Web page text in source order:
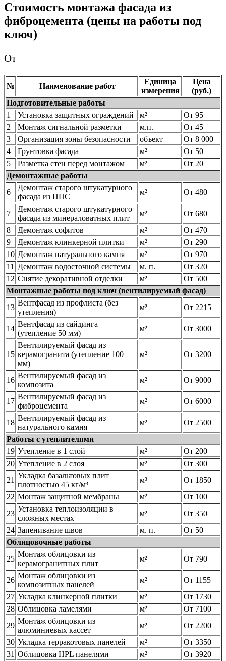
Cтоимость монтажа фасада из
фиброцемента (цены на работы под
ключ)
От
№ Наименование работ
Единица
измерения
Цена
(руб.)
Подготовительные работы
1
Установка защитных ограждений м²
От 95
2
Монтаж сигнальной разметки м.п.
От 45
3
Организация зоны безопасности объект
От 8 000
4
Грунтовка фасада м²
От 50
5
Разметка стен перед монтажом м²
От 20
Демонтажные работы
6
Демонтаж старого штукатурного
фасада из ППС
м² От 480
7
Демонтаж старого штукатурного
фасада из минераловатных плит
м²
От 680
8
Демонтаж софитов м²
От 470
9
Демонтаж клинкерной плитки м²
От 290
10 Демонтаж натурального камня м²
От 970
11
Демонтаж водосточной системы м. п.
От 320
12 Снятие декоративной отделки м²
От 500
Монтажные работы под ключ (вентилируемый фасад)
13
Вентфасад из профлиста (без
утепления)
м² От 2215
14
Вентфасад из сайдинга
(утепление 50 мм)
м² От 3000
15
Вентилируемый фасад из
керамогранита (утепление 100
мм)
м² От 3200
16
Вентилируемый фасад из
композита
м² От 9000
17
Вентилируемый фасад из
фиброцемента
м² От 6000
18
Вентилируемый фасад из
натурального камня
м²
От 2500
Работы с утеплителями
19 Утепление в 1 слой м²
От 200
20 Утепление в 2 слоя м²
От 300
21
Укладка базальтовых плит
плотностью 45 кг/м³
м³
От 1850
22 Монтаж защитной мембраны м²
От 100
23
Установка теплоизоляции в
сложных местах
м²
От 350
24 Запенивание швов м. п.
От 50
Облицовочные работы
25
Монтаж облицовки из
керамогранитных плит
м² От 790
26
Монтаж облицовки из
композитных панелей
м²
От 1155
27 Укладка клинкерной плитки м²
От 1730
28 Облицовка ламелями м²
От 7100
29
Монтаж облицовки из
алюминиевых кассет
м²
От 2200
30 Укладка терракотовых панелей м²
От 3350
31 Облицовка HPL панелями м² От 3920